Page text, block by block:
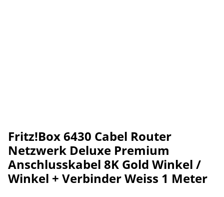
Fritz!Box 6430 Cabel Router
Netzwerk Deluxe Premium
Anschlusskabel 8K Gold Winkel /
Winkel + Verbinder Weiss 1 Meter